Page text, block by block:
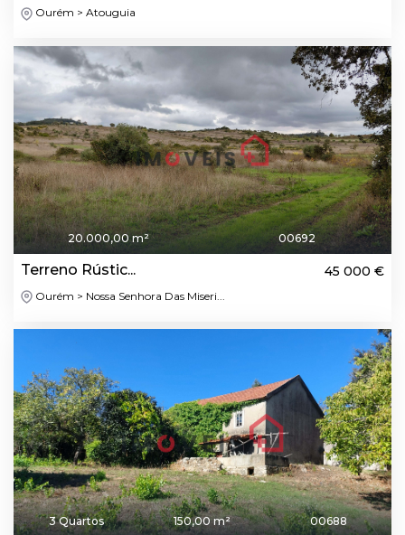
Ourém > Atouguia
20.000,00 m² 00692
Terreno Rústic... 45 000 €
Ourém > Nossa Senhora Das Miseri...
3 Quartos 150,00 m² 00688